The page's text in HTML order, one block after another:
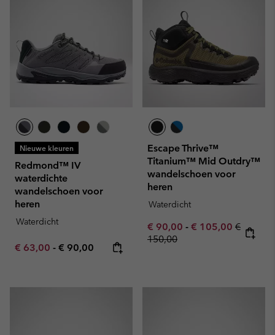
Nieuwe kleuren
Redmond™ IV
waterdichte
wandelschoen voor
heren
Waterdicht
Minimum sale price:
€ 63,00 - Maximum price:
€ 90,00
Escape Thrive™
Titanium™ Mid Outdry™
wandelschoen voor
heren
Waterdicht
Minimum sale price:
€ 90,00 - Maximum sale
€ 105,00 Regular
€
150,00